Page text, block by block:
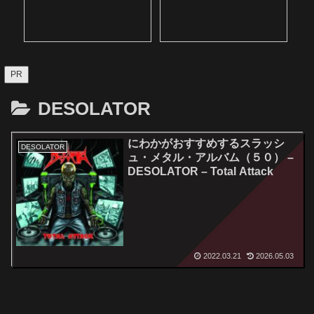
PR
DESOLATOR
DESOLATOR
にわかがおすすめするスラッシ
ュ・メタル・アルバム（５０） –
DESOLATOR – Total Attack
2022.03.21 2026.05.03